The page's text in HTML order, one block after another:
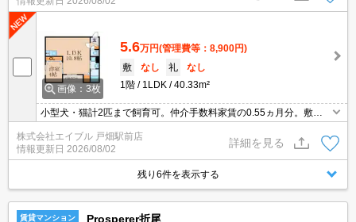
画像：3枚
5.6万円(管理費等：8,900円)
敷
なし 礼
なし
1階
1LDK 40.33m²
小型犬・猫計2匹まで飼育可。仲介手数料家賃の0.55ヵ月分。敷
金・礼金なし。インターネット無料。オートロック。宅配ボックス
あり。浴室換気乾燥式。
株式会社エイブル 戸畑駅前店
情報更新日 2026/08/02
詳細を見る
残り6件を表示する
賃貸マンション Prosperer折尾